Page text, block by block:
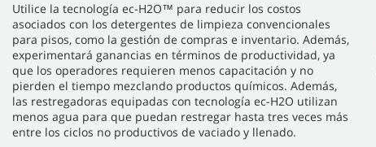
Utilice la tecnología ec-H2O™ para reducir los costos
asociados con los detergentes de limpieza convencionales
para pisos, como la gestión de compras e inventario. Además,
experimentará ganancias en términos de productividad, ya
que los operadores requieren menos capacitación y no
pierden el tiempo mezclando productos químicos. Además,
las restregadoras equipadas con tecnología ec-H2O utilizan
menos agua para que puedan restregar hasta tres veces más
entre los ciclos no productivos de vaciado y llenado.